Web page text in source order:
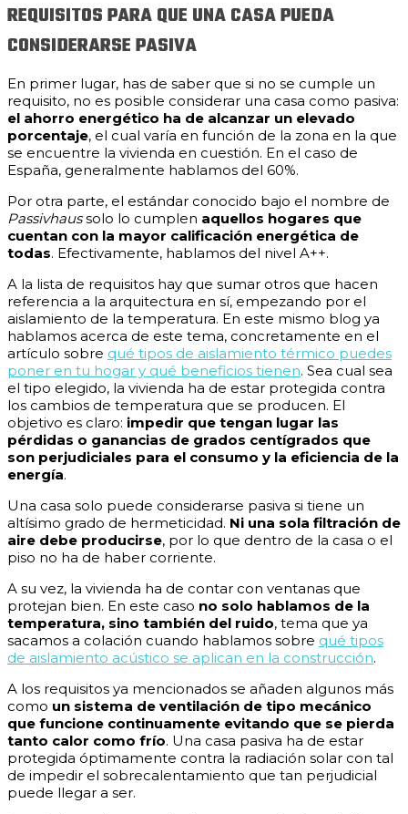
REQUISITOS PARA QUE UNA CASA PUEDA
CONSIDERARSE PASIVA
En primer lugar, has de saber que si no se cumple un
requisito, no es posible considerar una casa como pasiva:
el ahorro energético ha de alcanzar un elevado
porcentaje, el cual varía en función de la zona en la que
se encuentre la vivienda en cuestión. En el caso de
España, generalmente hablamos del 60%.
Por otra parte, el estándar conocido bajo el nombre de
Passivhaussolo lo cumplen aquellos hogares que
cuentan con la mayor calificación energética de
todas. Efectivamente, hablamos del nivel A++.
A la lista de requisitos hay que sumar otros que hacen
referencia a la arquitectura en sí, empezando por el
aislamiento de la temperatura. En este mismo blog ya
hablamos acerca de este tema, concretamente en el
artículo sobre qué tipos de aislamiento térmico puedes
poner en tu hogar y qué beneficios tienen. Sea cual sea
el tipo elegido, la vivienda ha de estar protegida contra
los cambios de temperatura que se producen. El
objetivo es claro: impedir que tengan lugar las
pérdidas o ganancias de grados centígrados que
son perjudiciales para el consumo y la eficiencia de la
energía.
Una casa solo puede considerarse pasiva si tiene un
altísimo grado de hermeticidad. Ni una sola filtración de
aire debe producirse, por lo que dentro de la casa o el
piso no ha de haber corriente.
A su vez, la vivienda ha de contar con ventanas que
protejan bien. En este caso no solo hablamos de la
temperatura, sino también del ruido, tema que ya
sacamos a colación cuando hablamos sobre qué tipos
de aislamiento acústico se aplican en la construcción.
A los requisitos ya mencionados se añaden algunos más
como un sistema de ventilación de tipo mecánico
que funcione continuamente evitando que se pierda
tanto calor como frío. Una casa pasiva ha de estar
protegida óptimamente contra la radiación solar con tal
de impedir el sobrecalentamiento que tan perjudicial
puede llegar a ser.